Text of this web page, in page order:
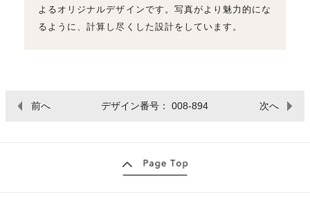
よるオリジナルデザインです。写真がより魅力的にな
るように、計算し尽くした設計をしています。
前へ デザイン番号： 008-894 次へ